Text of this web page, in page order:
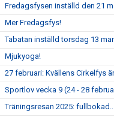
Fredagsfysen inställd den 21
Mer Fredagsfys!
Tabatan inställd torsdag 13
Mjukyoga!
27 februari: Kvällens Cirkelfys
Sportlov vecka 9 (24 - 28
Träningsresan 2025: